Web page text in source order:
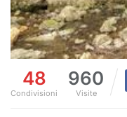
48
Condivisioni
960
Visite